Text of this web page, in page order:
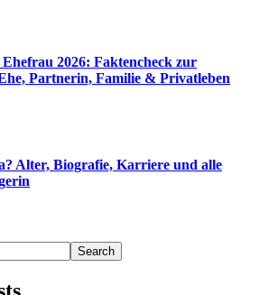
2026: Faktencheck zur
Partnerin, Familie & Privatleben
Alter, Biografie, Karriere und alle
Search